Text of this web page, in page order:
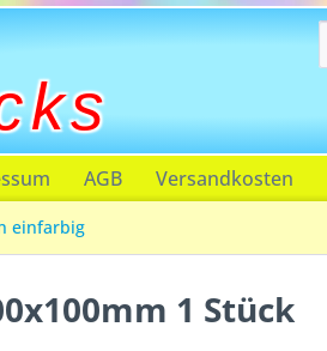
AGB Versandkosten
einfarbig
1 Stück